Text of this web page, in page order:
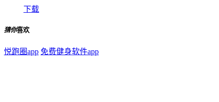
下载
猜你喜欢
悦跑圈app 免费健身软件app